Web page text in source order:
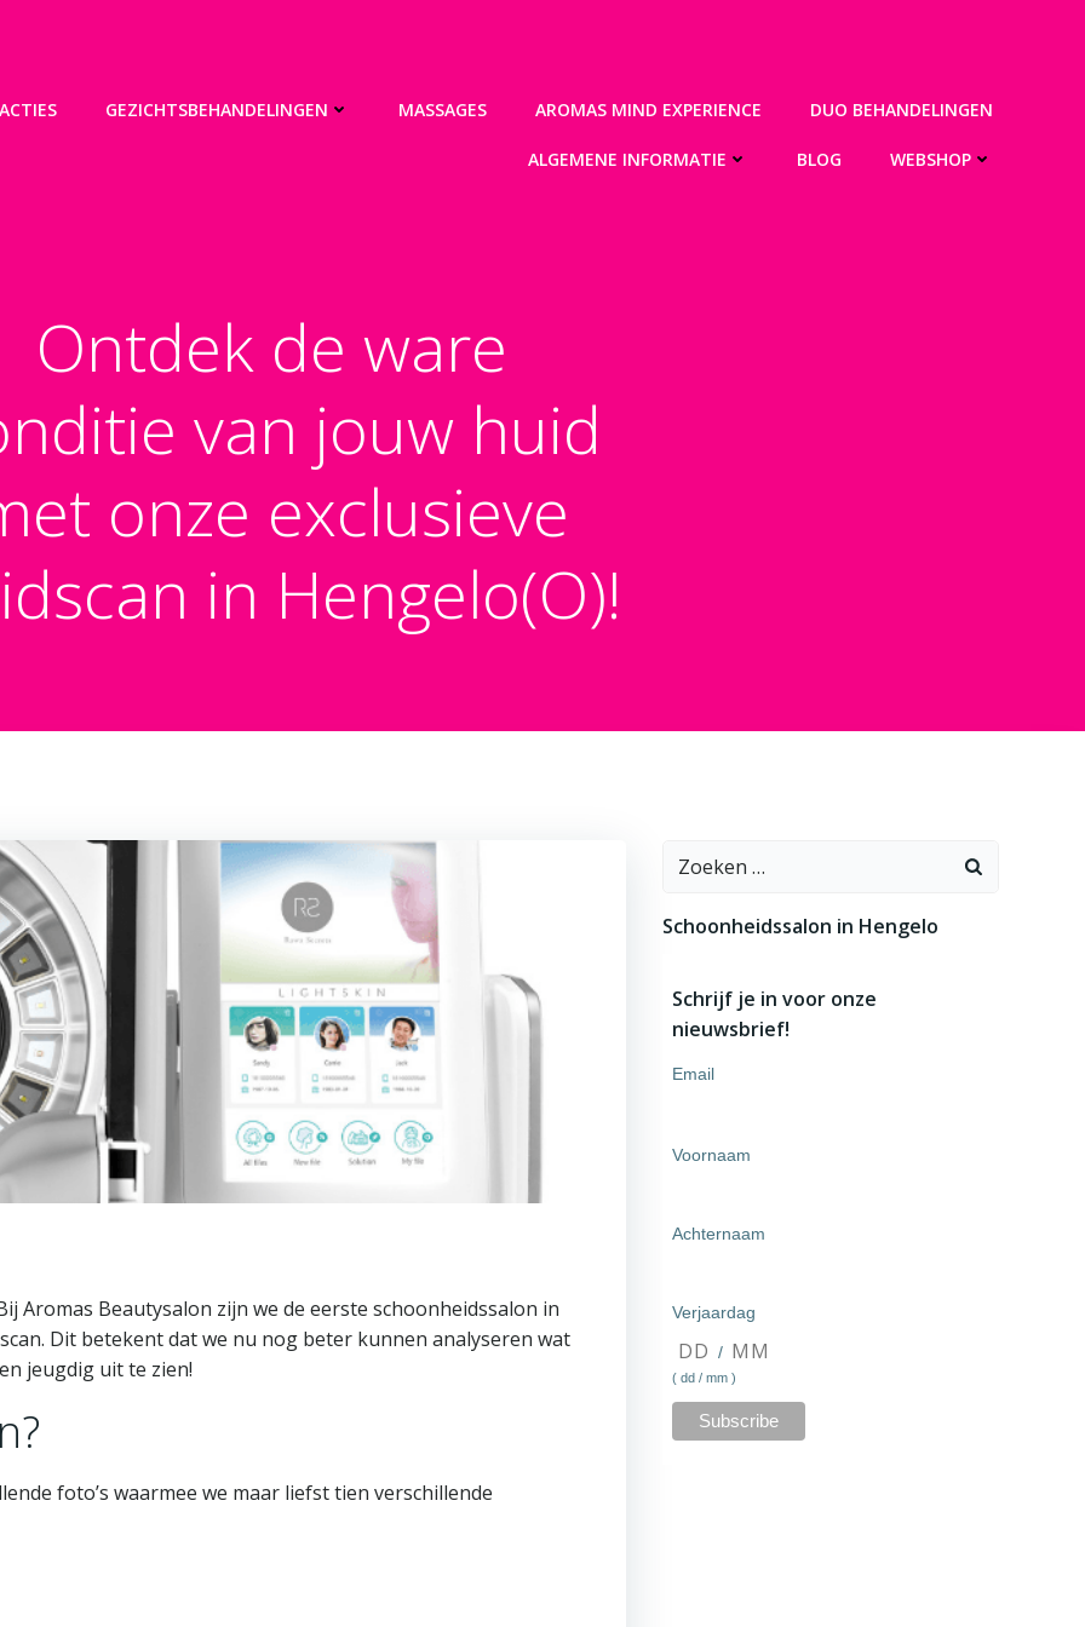
GEZICHTSBEHANDELINGEN MASSAGES AROMAS MIND EXPERIENCE DUO BEHANDELINGEN
ALGEMENE INFORMATIE BLOG WEBSHOP
Ontdek de ware
van jouw huid
onze exclusieve
in Hengelo(O)!
Aromas Beautysalon zijn we de eerste schoonheidssalon in
Dit betekent dat we nu nog beter kunnen analyseren wat
jeugdig uit te zien!
foto’s waarmee we maar liefst tien verschillende
Zoeken
Schoonheidssalon in Hengelo
Schrijf je in voor onze
nieuwsbrief!
Email
Voornaam
Achternaam
Verjaardag
/
( dd / mm )